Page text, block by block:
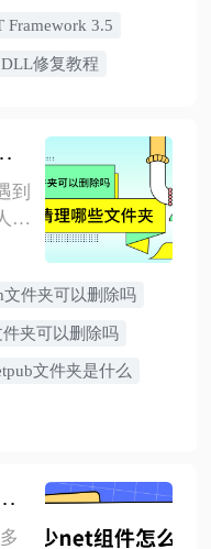
Framework 3.5
DLL修复教程
可以删除，这5个需注意
到
会
知
本
文件夹可以删除吗
件夹可以删除吗
文件夹是什么
决？.net运行库修复